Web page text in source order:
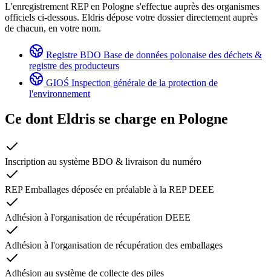
L'enregistrement REP en Pologne s'effectue auprès des organismes
officiels ci-dessous. Eldris dépose votre dossier directement auprès
de chacun, en votre nom.
Registre BDO Base de données polonaise des déchets &
registre des producteurs
GIOŚ Inspection générale de la protection de
l'environnement
Ce dont Eldris se charge en Pologne
Inscription au système BDO & livraison du numéro
REP Emballages déposée en préalable à la REP DEEE
Adhésion à l'organisation de récupération DEEE
Adhésion à l'organisation de récupération des emballages
Adhésion au système de collecte des piles